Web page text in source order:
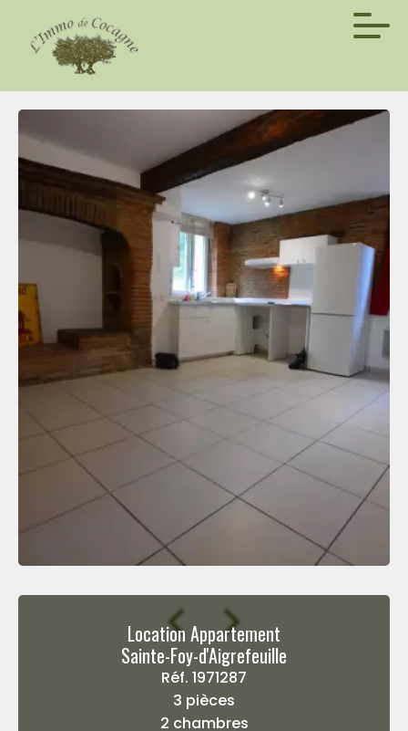
Location Appartement
Sainte-Foy-d'Aigrefeuille
Réf. 1971287
3 pièces
2 chambres